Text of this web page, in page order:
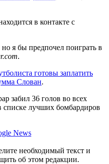
в контакте с
я бы предпочел поиграть в
.
готовы заплатить
Слован.
забил 36 голов во всех
списке лучших бомбардиров
News
необходимый текст и
об этом редакции.